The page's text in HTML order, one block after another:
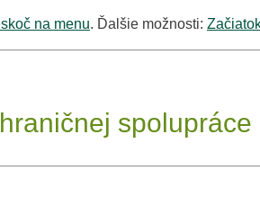
na menu. Ďalšie možnosti: